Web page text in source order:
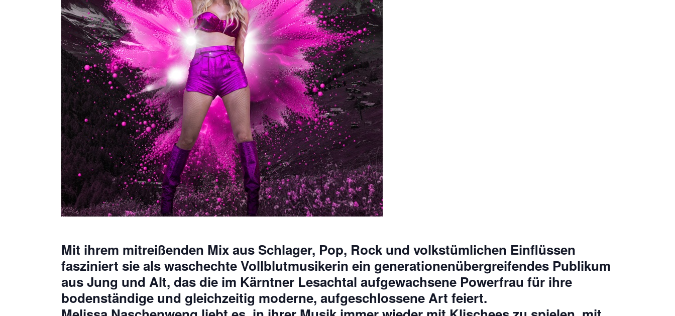
Mit ihrem mitreißenden Mix aus Schlager, Pop, Rock und volkstümlichen Einflüssen
fasziniert sie als waschechte Vollblutmusikerin ein generationenübergreifendes Publikum
aus Jung und Alt, das die im Kärntner Lesachtal aufgewachsene Powerfrau für ihre
bodenständige und gleichzeitig moderne, aufgeschlossene Art feiert.